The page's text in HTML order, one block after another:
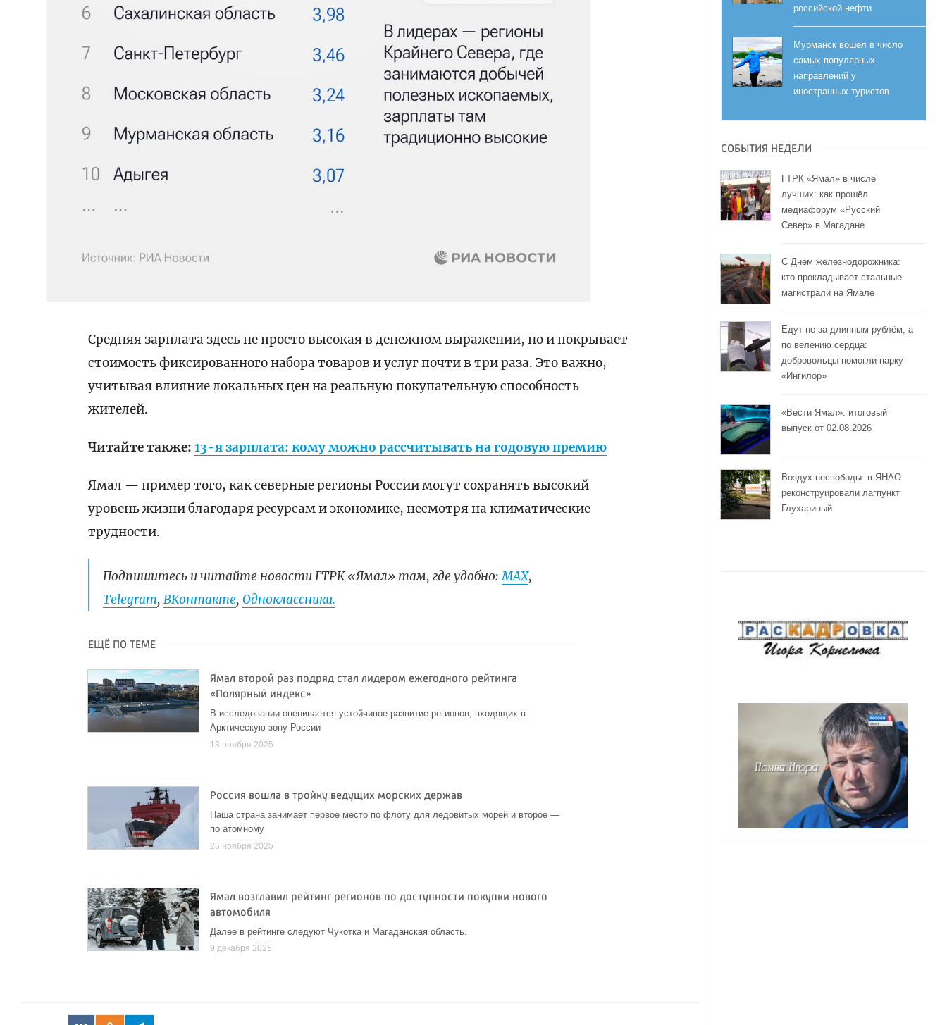
Средняя зарплата здесь не просто высокая в денежном выражении, но и покрывает
стоимость фиксированного набора товаров и услуг почти в три раза. Это важно,
учитывая влияние локальных цен на реальную покупательную способность
жителей.
Читайте также:13-я зарплата: кому можно рассчитывать на годовую премию
Ямал — пример того, как северные регионы России могут сохранять высокий
уровень жизни благодаря ресурсам и экономике, несмотря на климатические
трудности.
Подпишитесь и читайте новости ГТРК «Ямал» там, где удобно:МАХ,
Telegram,ВКонтакте,Одноклассники.
ЕЩЁ ПО ТЕМЕ
Ямал второй раз подряд стал лидером ежегодного рейтинга
«Полярный индекс»
В исследовании оценивается устойчивое развитие регионов, входящих в
Арктическую зону России
13 ноября 2025
Россия вошла в тройку ведущих морских держав
Наша страна занимает первое место по флоту для ледовитых морей и второе —
по атомному
25 ноября 2025
Ямал возглавил рейтинг регионов по доступности покупки нового
автомобиля
Далее в рейтинге следуют Чукотка и Магаданская область.
9 декабря 2025
российской нефти
Мурманск вошел в число
самых популярных
направлений у
иностранных туристов
СОБЫТИЯ НЕДЕЛИ
ГТРК «Ямал» в числе
лучших: как прошёл
медиафорум «Русский
Север» в Магадане
С Днём железнодорожника:
кто прокладывает стальные
магистрали на Ямале
Едут не за длинным рублём, а
по велению сердца:
добровольцы помогли парку
«Ингилор»
«Вести Ямал»: итоговый
выпуск от 02.08.2026
Воздух несвободы: в ЯНАО
реконструировали лагпункт
Глухариный